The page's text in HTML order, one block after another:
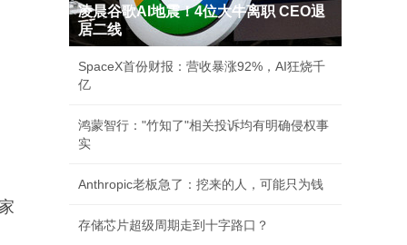
凌晨谷歌AI地震！4位大牛离职 CEO退
居二线
SpaceX首份财报：营收暴涨92%，AI狂烧千
亿
鸿蒙智行："竹知了"相关投诉均有明确侵权事
实
Anthropic老板急了：挖来的人，可能只为钱
存储芯片超级周期走到十字路口？